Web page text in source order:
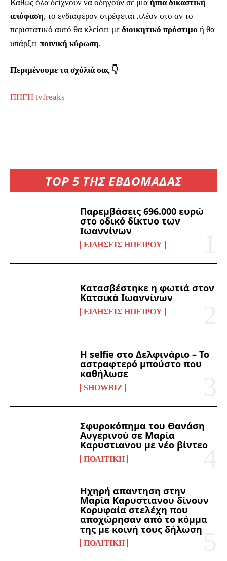
TOP 5 ΤΗΣ ΕΒΔΟΜΑΔΑΣ
Παρεμβάσεις 696.000 ευρώ
στο οδικό δίκτυο των
Ιωαννίνων
ΕΙΔΉΣΕΙΣ ΗΠΕΊΡΟΥ
Κατασβέστηκε η φωτιά στον
Κατσικά Ιωαννίνων
ΕΙΔΉΣΕΙΣ ΗΠΕΊΡΟΥ
Η selfie στο Δελφινάριο – Το
αστραφτερό μπούστο που
καθήλωσε
SHOWBIZ
Σφυροκόπημα του Θανάση
Αυγερινού σε Μαρία
Καρυστιανου με νέο βίντεο
ΠΟΛΙΤΙΚΉ
Ηχηρή απαντηση στην
Μαρία Καρυστιανου δίνουν
Κορυφαία στελέχη που
αποχώρησαν από το κόμμα
της με κοινή τους δήλωση
ΠΟΛΙΤΙΚΉ
Καθώς όλα δείχνουν να οδηγούν σε μια ήπια δικαστική
απόφαση, το ενδιαφέρον στρέφεται πλέον στο αν το
περιστατικό αυτό θα κλείσει με διοικητικό πρόστιμο ή θα
υπάρξει ποινική κύρωση.
Περιμένουμε τα σχόλιά σας 👇
ΠΗΓΗ tvfreaks